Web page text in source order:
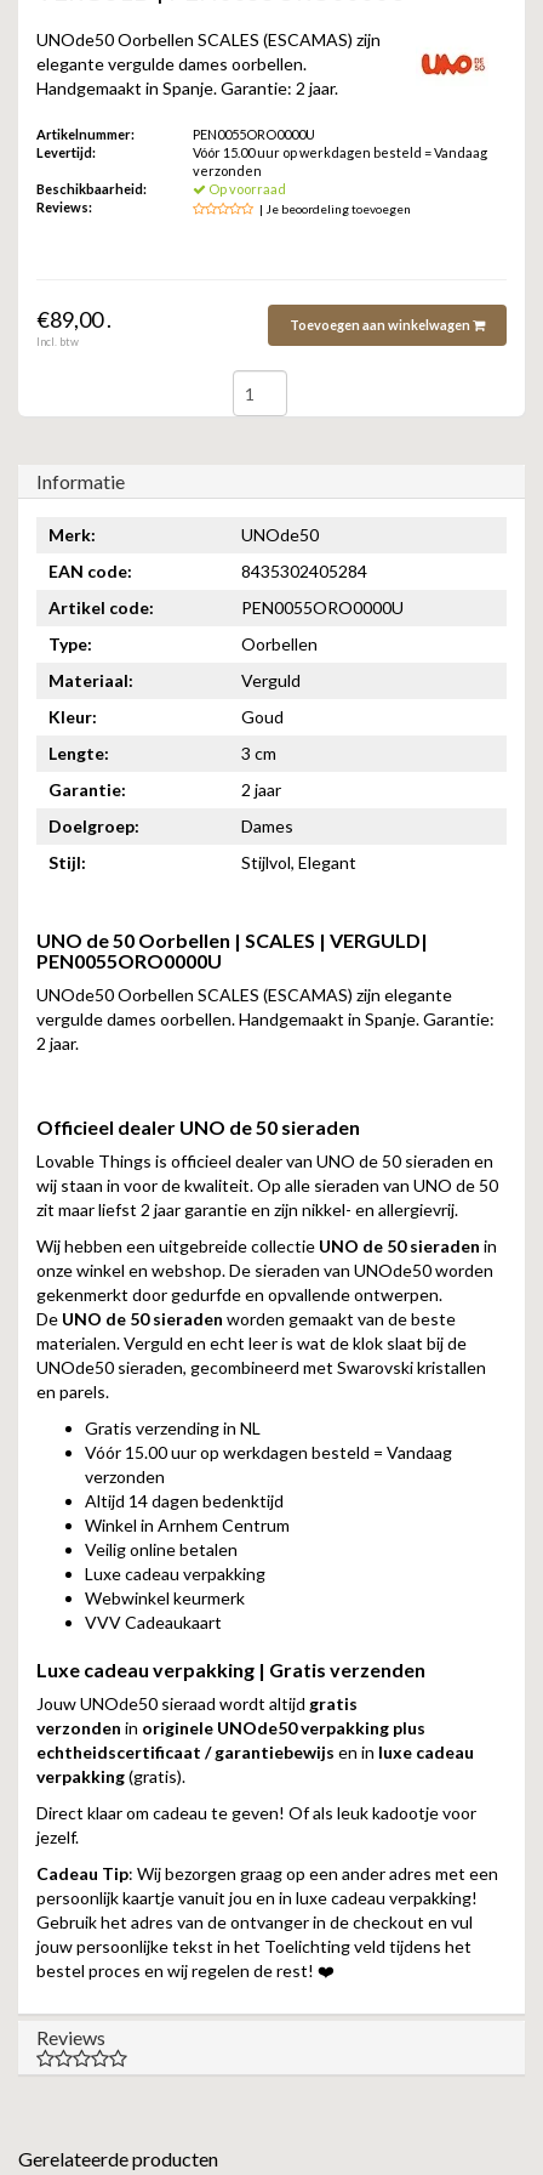
LILLY
KAPTEN & SON
UNOde50 Oorbellen SCALES (ESCAMAS) zijn
elegante vergulde dames oorbellen.
Handgemaakt in Spanje. Garantie: 2 jaar.
Artikelnummer:
PEN0055ORO0000U
Levertijd:
Vóór 15.00 uur op werkdagen besteld = Vandaag
verzonden
Beschikbaarheid:
Op voorraad
Reviews:
| Je beoordeling toevoegen
€89,00 .
Incl. btw
Toevoegen aan winkelwagen
Informatie
Merk:
UNOde50
EAN code:
8435302405284
Artikel code:
PEN0055ORO0000U
Type:
Oorbellen
Materiaal:
Verguld
Kleur:
Goud
Lengte:
3 cm
Garantie:
2 jaar
Doelgroep:
Dames
Stijl:
Stijlvol, Elegant
UNO de 50 Oorbellen | SCALES | VERGULD|
PEN0055ORO0000U
UNOde50 Oorbellen SCALES (ESCAMAS) zijn elegante
vergulde dames oorbellen. Handgemaakt in Spanje. Garantie:
2 jaar.
Officieel dealer UNO de 50 sieraden
Lovable Things is officieel dealer van UNO de 50 sieraden en
wij staan in voor de kwaliteit. Op alle sieraden van UNO de 50
zit maar liefst 2 jaar garantie en zijn nikkel- en allergievrij.
Wij hebben een uitgebreide collectie UNO de 50 sieraden in
onze winkel en webshop. De sieraden van UNOde50 worden
gekenmerkt door gedurfde en opvallende ontwerpen.
De UNO de 50 sieraden worden gemaakt van de beste
materialen. Verguld en echt leer is wat de klok slaat bij de
UNOde50 sieraden, gecombineerd met Swarovski kristallen
en parels.
Gratis verzending in NL
Vóór 15.00 uur op werkdagen besteld = Vandaag
verzonden
Altijd 14 dagen bedenktijd
Winkel in Arnhem Centrum
Veilig online betalen
Luxe cadeau verpakking
Webwinkel keurmerk
VVV Cadeaukaart
Luxe cadeau verpakking | Gratis verzenden
Jouw UNOde50 sieraad wordt altijd gratis
verzonden in originele UNOde50 verpakking plus
echtheidscertificaat / garantiebewijs en in luxe cadeau
verpakking(gratis).
Direct klaar om cadeau te geven! Of als leuk kadootje voor
jezelf.
Cadeau Tip: Wij bezorgen graag op een ander adres met een
persoonlijk kaartje vanuit jou en in luxe cadeau verpakking!
Gebruik het adres van de ontvanger in de checkout en vul
jouw persoonlijke tekst in het Toelichting veld tijdens het
bestel proces en wij regelen de rest! ❤️
Reviews
Gerelateerde producten